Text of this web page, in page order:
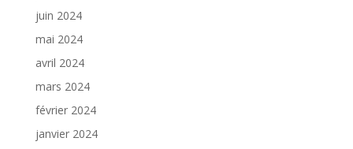
juin 2024
mai 2024
avril 2024
mars 2024
février 2024
janvier 2024